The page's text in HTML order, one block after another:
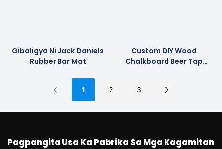
Gibaligya Ni Jack Daniels
Rubber Bar Mat
Custom DIY Wood
Chalkboard Beer Tap
1 2 3
Pagpangita Usa Ka Pabrika Sa Mga Kagamitan